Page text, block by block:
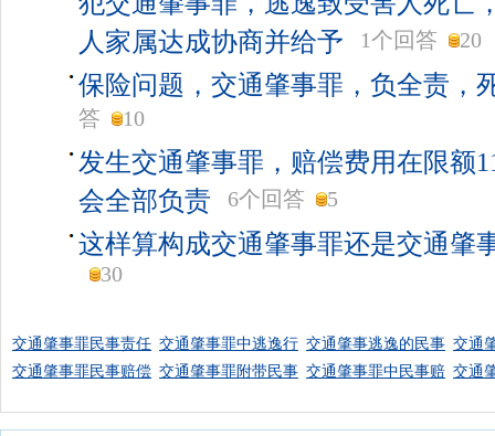
人家属达成协商并给予 1个回答 20
保险问题，交通肇事罪，负全责，
答 10
发生交通肇事罪，赔偿费用在限额
会全部负责 6个回答 5
这样算构成交通肇事罪还是交通肇
30
交通肇事罪民事责任 交通肇事罪中逃逸行 交通肇事逃逸的民事 交通
交通肇事罪民事赔偿 交通肇事罪附带民事 交通肇事罪中民事赔 交通